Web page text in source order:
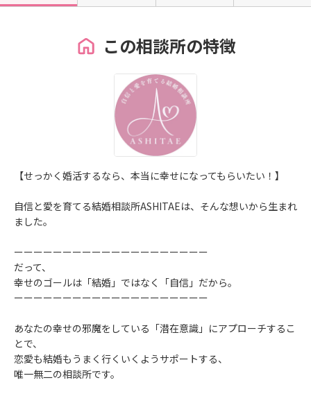
この相談所の特徴
【せっかく婚活するなら、本当に幸せになってもらいたい！】
自信と愛を育てる結婚相談所ASHITAEは、そんな想いから生まれ
ました。
ーーーーーーーーーーーーーーーーーーーー
だって、
幸せのゴールは「結婚」ではなく「自信」だから。
ーーーーーーーーーーーーーーーーーーーー
あなたの幸せの邪魔をしている「潜在意識」にアプローチするこ
とで、
恋愛も結婚もうまく行くいくようサポートする、
唯一無二の相談所です。